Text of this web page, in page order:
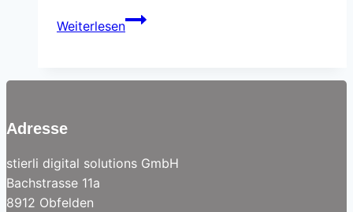
Weiterlesen
Ein
Aargauer
Adresse
stierli digital solutions GmbH
Bachstrasse 11a
8912 Obfelden